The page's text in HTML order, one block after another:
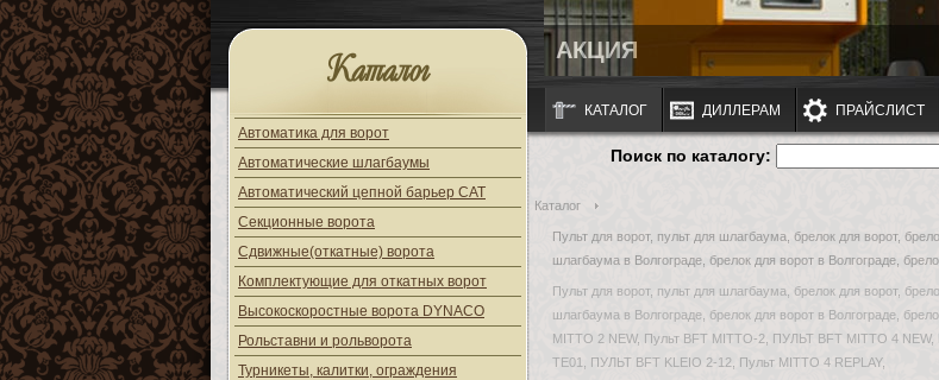
АКЦИЯ
Каталог
Автоматика для ворот
Автоматические шлагбаумы
Автоматический цепной барьер CAT
Секционные ворота
Сдвижные(откатные) ворота
Комплектующие для откатных ворот
Высокоскоростные ворота DYNACO
Рольставни и рольворота
Турникеты, калитки, ограждения
КАТАЛОГ ДИЛЛЕРАМ ПРАЙСЛИСТ
Поиск по каталогу:
Каталог
Пульт для ворот, пульт для шлагбаума, брелок для ворот,
шлагбаума в Волгограде, брелок для ворот в Волгограде,
Пульт для ворот, пульт для шлагбаума, брелок для ворот,
шлагбаума в Волгограде, брелок для ворот в Волгограде,
MITTO 2 NEW, Пульт BFT MITTO-2, ПУЛЬТ BFT MITTO 4
TE01, ПУЛЬТ BFT KLEIO 2-12, Пульт MITTO 4 REPLAY,